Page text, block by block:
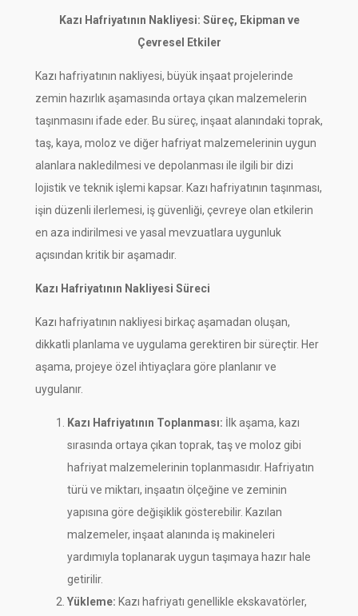
Kazı Hafriyatının Nakliyesi: Süreç, Ekipman ve
Çevresel Etkiler
Kazı hafriyatının nakliyesi, büyük inşaat projelerinde
zemin hazırlık aşamasında ortaya çıkan malzemelerin
taşınmasını ifade eder. Bu süreç, inşaat alanındaki toprak,
taş, kaya, moloz ve diğer hafriyat malzemelerinin uygun
alanlara nakledilmesi ve depolanması ile ilgili bir dizi
lojistik ve teknik işlemi kapsar. Kazı hafriyatının taşınması,
işin düzenli ilerlemesi, iş güvenliği, çevreye olan etkilerin
en aza indirilmesi ve yasal mevzuatlara uygunluk
açısından kritik bir aşamadır.
Kazı Hafriyatının Nakliyesi Süreci
Kazı hafriyatının nakliyesi birkaç aşamadan oluşan,
dikkatli planlama ve uygulama gerektiren bir süreçtir. Her
aşama, projeye özel ihtiyaçlara göre planlanır ve
uygulanır.
Kazı Hafriyatının Toplanması: İlk aşama, kazı
sırasında ortaya çıkan toprak, taş ve moloz gibi
hafriyat malzemelerinin toplanmasıdır. Hafriyatın
türü ve miktarı, inşaatın ölçeğine ve zeminin
yapısına göre değişiklik gösterebilir. Kazılan
malzemeler, inşaat alanında iş makineleri
yardımıyla toplanarak uygun taşımaya hazır hale
getirilir.
Yükleme: Kazı hafriyatı genellikle ekskavatörler,